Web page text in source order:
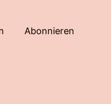
Abonnieren